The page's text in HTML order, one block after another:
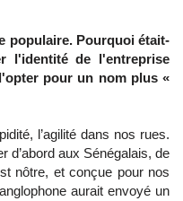
populaire. Pourquoi était-
l'identité de l'entreprise
pour un nom plus «
l’agilité dans nos rues.
d’abord aux Sénégalais, de
nôtre, et conçue pour nos
aurait envoyé un